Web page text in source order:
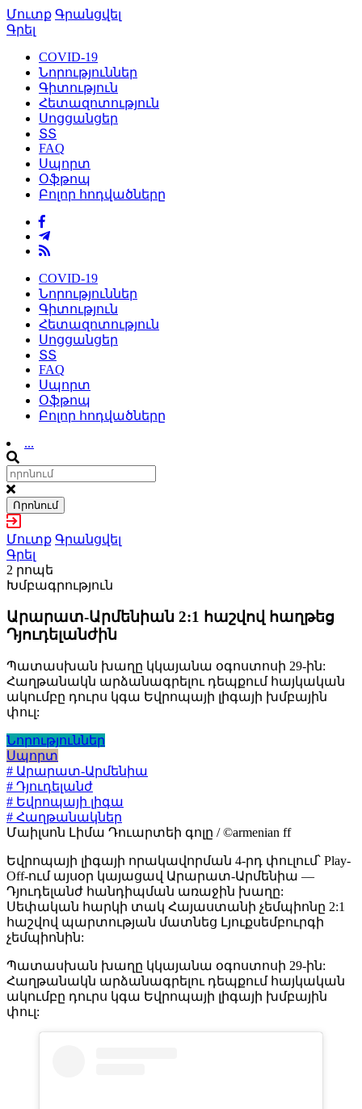
Մուտք Գրանցվել
Գրել
COVID-19
Նորություններ
Գիտություն
Հետազոտություն
Սոցցանցեր
ՏՏ
FAQ
Սպորտ
Օֆթոպ
Բոլոր հոդվածները
COVID-19
Նորություններ
Գիտություն
Հետազոտություն
Սոցցանցեր
ՏՏ
FAQ
Սպորտ
Օֆթոպ
Բոլոր հոդվածները
...
Որոնում
Մուտք Գրանցվել
Գրել
2 րոպե
Խմբագրություն
Արարատ-Արմենիան 2:1 հաշվով հաղթեց
Դյուդելանժին
Պատասխան խաղը կկայանա օգոստոսի 29-ին:
Հաղթանակն արձանագրելու դեպքում հայկական
ակումբը դուրս կգա Եվրոպայի լիգայի խմբային
փուլ:
Նորություններ
Սպորտ
# Արարատ-Արմենիա
# Դյուդելանժ
# Եվրոպայի լիգա
# Հաղթանակներ
Մաիլսոն Լիմա Դուարտեի գոլը / ©armenian ff
Եվրոպայի լիգայի որակավորման 4-րդ փուլում՝ Play-
Off-ում այսօր կայացավ Արարատ-Արմենիա —
Դյուդելանժ հանդիպման առաջին խաղը:
Սեփական հարկի տակ Հայաստանի չեմպիոնը 2:1
հաշվով պարտության մատնեց Լյուքսեմբուրգի
չեմպիոնին:
Պատասխան խաղը կկայանա օգոստոսի 29-ին:
Հաղթանակն արձանագրելու դեպքում հայկական
ակումբը դուրս կգա Եվրոպայի լիգայի խմբային
փուլ: